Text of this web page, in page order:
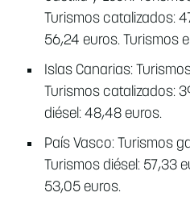
Turismos catalizados:
56,24 euros. Turismos
Islas Canarias:
Turismos catalizados:
diésel: 48,48 euros.
País Vasco: Turismos
Turismos diésel: 57,33
53,05 euros.